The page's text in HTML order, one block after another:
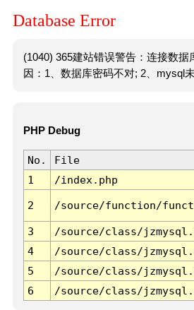
Database Error
(1040) 365建站错误警告：连接数据
因：1、数据库密码不对; 2、mysql未
PHP Debug
No. File
1
/index.php
2 /source/function/
3 /source/class/
4
/source/class/
5
/source/class/
6
/source/class/